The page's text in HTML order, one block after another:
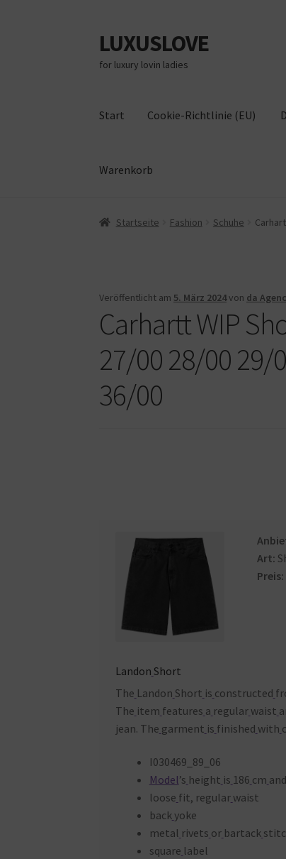
Zur
Navigation
springen
Zum
Inhalt
springen
LUXUSLOVE
for luxury lovin ladies
Start Cookie-Richtlinie (EU)
Warenkorb
Start Cookie-Richtlinie (EU)
Startseite Fashion Schuhe
Veröffentlicht am5. März 2024von da
Carhartt WIP
27/00 28/00 29/
36/00
Art:
Preis:
Landon Short
The Landon Short is constructed
The item features a regular waist
jean. The garment is finished with
I030469_89_06
Model’s height is 186 cm and
loose fit, regular waist
backyoke
metal rivets or bartack
square label